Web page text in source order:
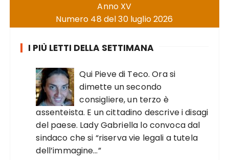
Anno XV
Numero 48 del 30 luglio 2026
I PIÙ LETTI DELLA SETTIMANA
Qui Pieve di Teco. Ora si
dimette un secondo
consigliere, un terzo è
assenteista. E un cittadino descrive i disagi
del paese. Lady Gabriella lo convoca dal
sindaco che si “riserva vie legali a tutela
dell’immagine…”